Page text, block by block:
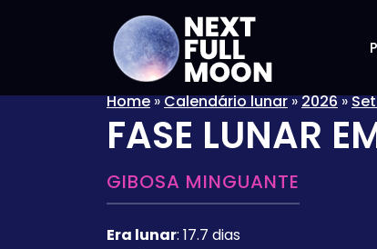
Home»Calendário lunar»2026»
FASE LUNAR
GIBOSA MINGUANTE
Era lunar: 17.7 dias